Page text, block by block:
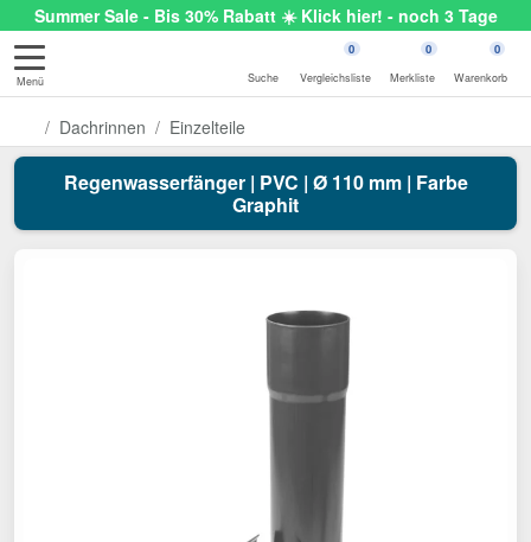
Summer Sale - Bis 30% Rabatt ☀️ Klick hier! - noch 3 Tage
Menü Suche
0
Vergleichsliste
0
Merkliste
0
Warenkorb
Dachrinnen Einzelteile
Regenwasserfänger | PVC | Ø 110 mm | Farbe
Graphit